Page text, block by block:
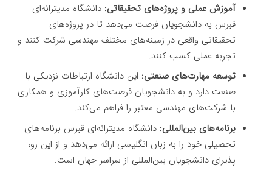
آموزش عملی و پروژه‌های تحقیقاتی: دانشگاه مدیترانه‌ای
قبرس به دانشجویان فرصت می‌دهد تا در پروژه‌های
تحقیقاتی واقعی در زمینه‌های مختلف مهندسی شرکت کنند و
تجربه عملی کسب کنند.
توسعه مهارت‌های صنعتی: این دانشگاه ارتباطات نزدیکی با
صنعت دارد و به دانشجویان فرصت‌های کارآموزی و همکاری
با شرکت‌های مهندسی معتبر را فراهم می‌کند.
برنامه‌های بین‌المللی: دانشگاه مدیترانه‌ای قبرس برنامه‌های
تحصیلی خود را به زبان انگلیسی ارائه می‌دهد و از این رو،
پذیرای دانشجویان بین‌المللی از سراسر جهان است.